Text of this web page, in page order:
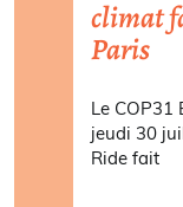
climat
Paris
Le COP31
jeudi 30
Ride fait